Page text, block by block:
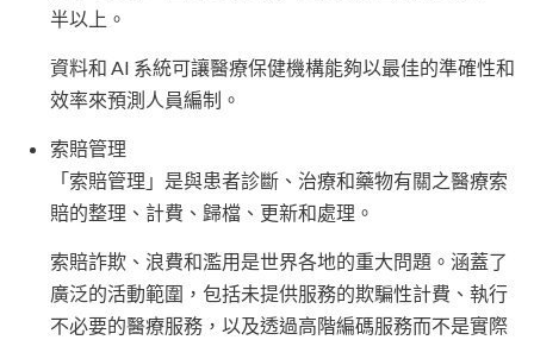
半以上。
資料和 AI 系統可讓醫療保健機構能夠以最佳的準確性和
效率來預測人員編制。
索賠管理
「索賠管理」是與患者診斷、治療和藥物有關之醫療索
賠的整理、計費、歸檔、更新和處理。
索賠詐欺、浪費和濫用是世界各地的重大問題。涵蓋了
廣泛的活動範圍，包括未提供服務的欺騙性計費、執行
不必要的醫療服務，以及透過高階編碼服務而不是實際